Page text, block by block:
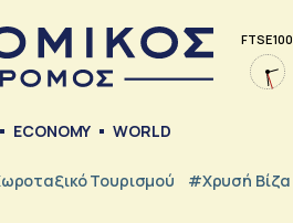
FTSE 100
ECONOMY WORLD
Τουρισμού #Χρυσή Βίζα